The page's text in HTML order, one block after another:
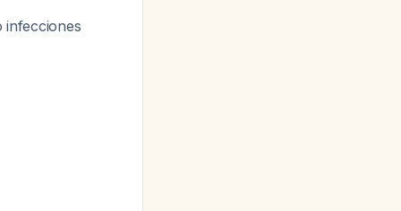
infecciones